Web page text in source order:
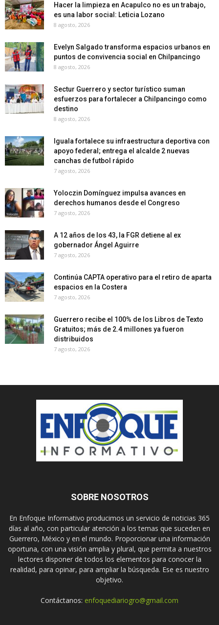
Hacer la limpieza en Acapulco no es un trabajo,
es una labor social: Leticia Lozano
8 agosto, 2026
Evelyn Salgado transforma espacios urbanos en
puntos de convivencia social en Chilpancingo
8 agosto, 2026
Sectur Guerrero y sector turístico suman
esfuerzos para fortalecer a Chilpancingo como
destino
8 agosto, 2026
Iguala fortalece su infraestructura deportiva con
apoyo federal; entrega el alcalde 2 nuevas
canchas de futbol rápido
7 agosto, 2026
Yoloczin Domínguez impulsa avances en
derechos humanos desde el Congreso
7 agosto, 2026
A 12 años de los 43, la FGR detiene al ex
gobernador Ángel Aguirre
7 agosto, 2026
Continúa CAPTA operativo para el retiro de aparta
espacios en la Costera
7 agosto, 2026
Guerrero recibe el 100% de los Libros de Texto
Gratuitos; más de 2.4 millones ya fueron
distribuidos
7 agosto, 2026
SOBRE NOSOTROS
En Enfoque Informativo producimos un servicio de noticias 365
días al año, con particular atención a los temas que suceden en
Guerrero, México y en el mundo. Proporcionar una información
oportuna, con una visión amplia y plural, que permita a nuestros
lectores disponer de todos los elementos para conocer la
realidad, para opinar, para ampliar la búsqueda. Ese es nuestro
objetivo.
Contáctanos: enfoquediariogro@gmail.com